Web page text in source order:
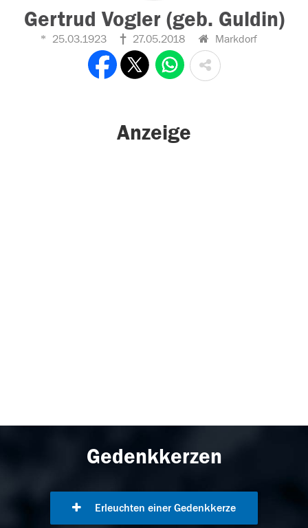
Gertrud Vogler (geb. Guldin)
25.03.1923 27.05.2018 Markdorf
Anzeige
Gedenkkerzen
Erleuchten einer Gedenkkerze